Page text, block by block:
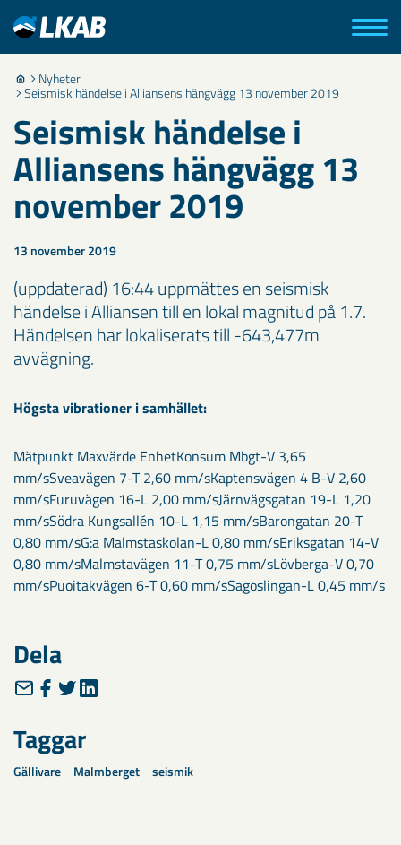
Nyheter
Seismisk händelse i Alliansens hängvägg 13 november 2019
Seismisk händelse i
Alliansens hängvägg 13
november 2019
13 november 2019
(uppdaterad) 16:44 uppmättes en seismisk
händelse i Alliansen till en lokal magnitud på 1.7.
Händelsen har lokaliserats till ​-643,477m
avvägning.
​Högsta vibrationer i samhället:
Mätpunkt Maxvärde EnhetKonsum Mbgt-V 3,65
mm/sSveavägen 7-T 2,60 mm/sKaptensvägen 4 B-V 2,60
mm/sFuruvägen 16-L 2,00 mm/sJärnvägsgatan 19-L 1,20
mm/sSödra Kungsallén 10-L 1,15 mm/sBarongatan 20-T
0,80 mm/sG:a Malmstaskolan-L 0,80 mm/sEriksgatan 14-V
0,80 mm/sMalmstavägen 11-T 0,75 mm/sLövberga-V 0,70
mm/sPuoitakvägen 6-T 0,60 mm/sSagoslingan-L 0,45 mm/s
Dela
Taggar
Gällivare Malmberget seismik